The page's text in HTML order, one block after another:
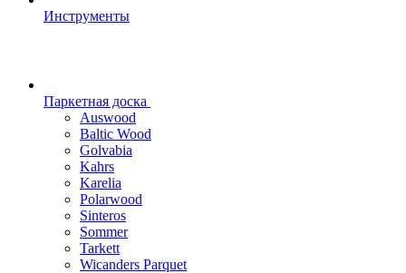
Инструменты
Паркетная доска
Auswood
Baltic Wood
Golvabia
Kahrs
Karelia
Polarwood
Sinteros
Sommer
Tarkett
Wicanders Parquet